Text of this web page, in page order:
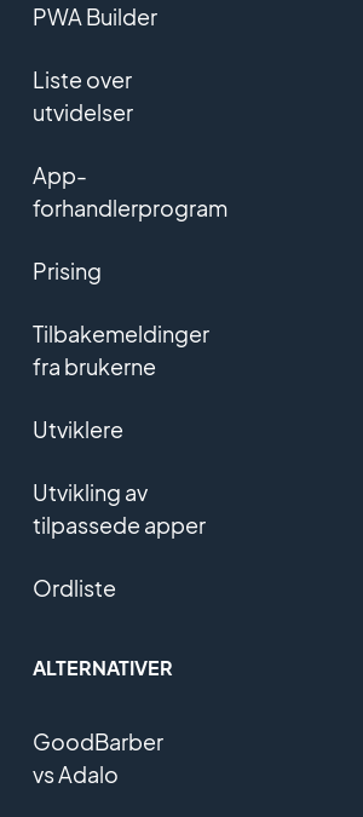
PWA Builder
Liste over
utvidelser
App-
forhandlerprogram
Prising
Tilbakemeldinger
fra brukerne
Utviklere
Utvikling av
tilpassede apper
Ordliste
ALTERNATIVER
GoodBarber
vs Adalo